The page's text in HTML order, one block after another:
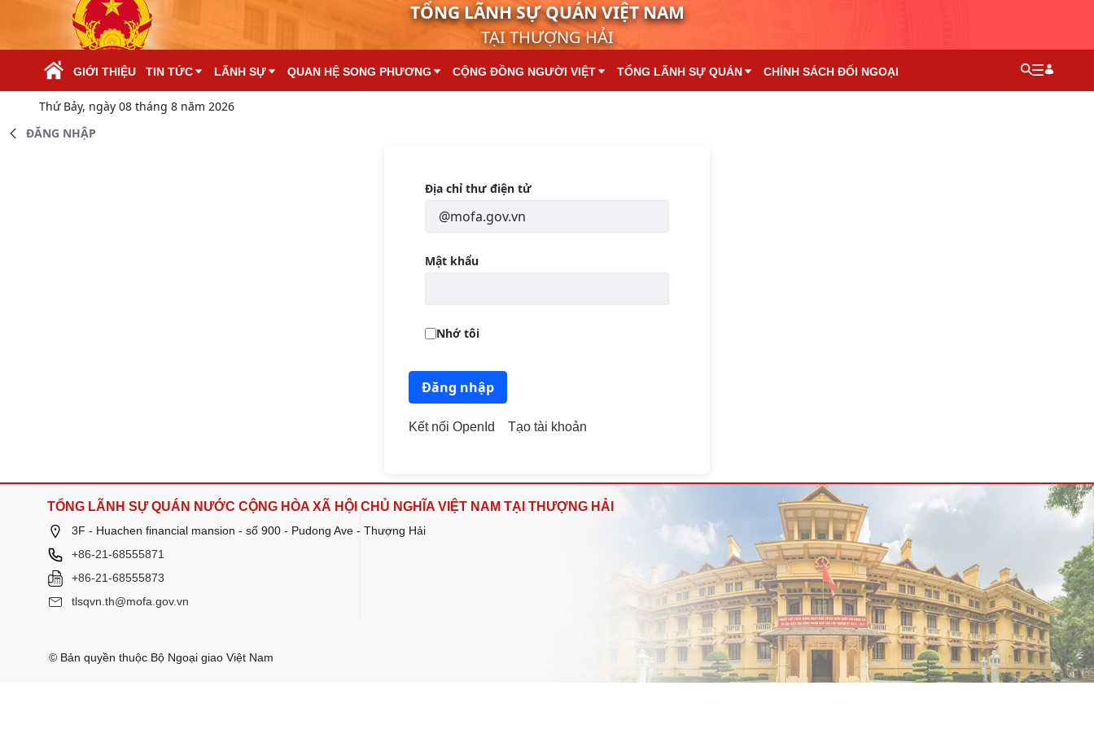
Skip to Main Content TỔNG LÃNH SỰ QUÁN VIỆT NAM
TẠI THƯỢNG HẢI
GIỚI THIỆU TIN TỨC LÃNH SỰ QUAN HỆ SONG PHƯƠNG CỘNG ĐỒNG NGƯỜI VIỆT TỔNG LÃNH SỰ QUÁN CHÍNH SÁCH ĐỐI NGOẠI
Thứ Bảy, ngày 08 tháng 8 năm 2026
ĐĂNG NHẬP
Đăng nhập
Địa chỉ thư điện tử
Mật khẩu
Nhớ tôi
Đăng nhập
Kết nối OpenId Tạo tài khoản
TỔNG LÃNH SỰ QUÁN NƯỚC CỘNG HÒA XÃ HỘI CHỦ NGHĨA VIỆT NAM TẠI THƯỢNG HẢI
3F - Huachen financial mansion - số 900 - Pudong Ave - Thượng Hải
+86-21-68555871
+86-21-68555873
tlsqvn.th@mofa.gov.vn
© Bản quyền thuộc Bộ Ngoại giao Việt Nam